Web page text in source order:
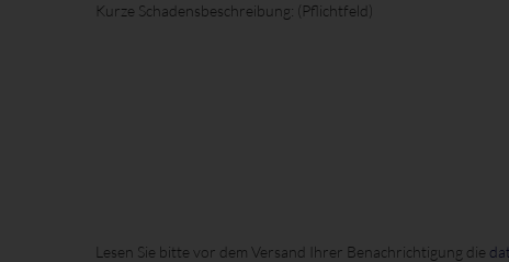
Kurze Schadensbeschreibung: (Pflichtfeld)
Lesen Sie bitte vor dem Versand Ihrer Benachrichtigung die